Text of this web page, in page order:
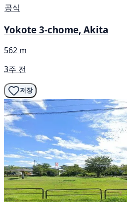
공식
Yokote 3-chome, Akita
562 m
3주 전
저장